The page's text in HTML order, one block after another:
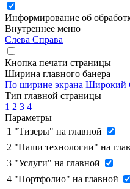
Информирование об
Внутреннее меню
Слева Справа
Кнопка печати страницы
Ширина главного банера
По ширине экрана Широкий
Тип главной страницы
1 2 3 4
Параметры
1 "Тизеры" на главной
2 "Наши технологии" на
3 "Услуги" на главной
4 "Портфолио" на главной